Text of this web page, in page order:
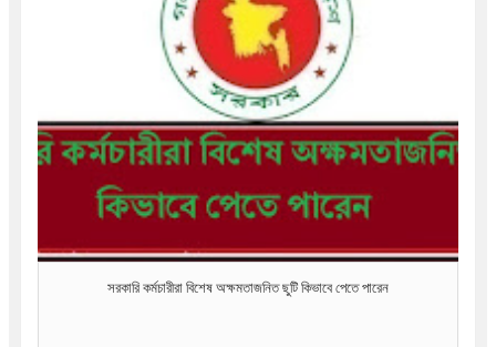
সরকারি কর্মচারীরা বিশেষ অক্ষমতাজনিত ছুটি কিভাবে পেতে পারেন